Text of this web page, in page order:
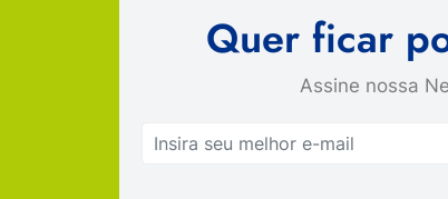
Quer ficar
Assine nossa